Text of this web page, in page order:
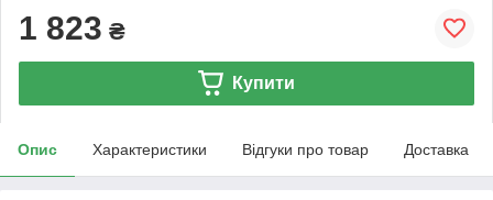
1 823 ₴
Купити
Опис Характеристики Відгуки про товар Доставка